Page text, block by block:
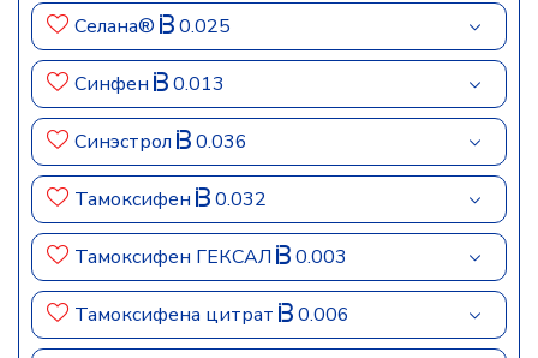
Селана® 0.025
Синфен 0.013
Синэстрол 0.036
Тамоксифен 0.032
Тамоксифен ГЕКСАЛ 0.003
Тамоксифена цитрат 0.006